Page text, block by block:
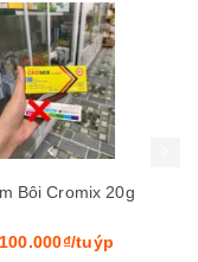
Bôi Cromix 20g
100.000₫/tuýp